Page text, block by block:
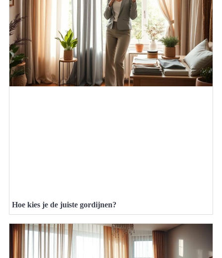
Hoe kies je de juiste gordijnen?